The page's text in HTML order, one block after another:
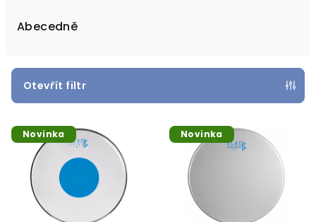
r
o
d
Abecedně
Otevřít filtr
V
ý
Novinka Novinka